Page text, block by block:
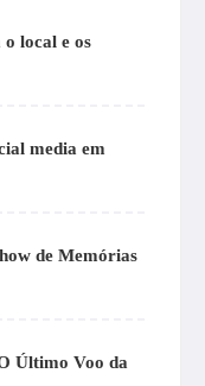
local e os
media em
de Memórias
Último Voo da